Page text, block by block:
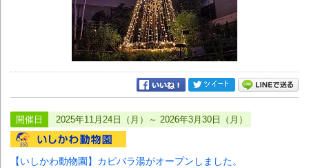
開催日 2025年11月24日（月）～ 2026年3月30日（月）
【いしかわ動物園】カピバラ湯がオープンしました。